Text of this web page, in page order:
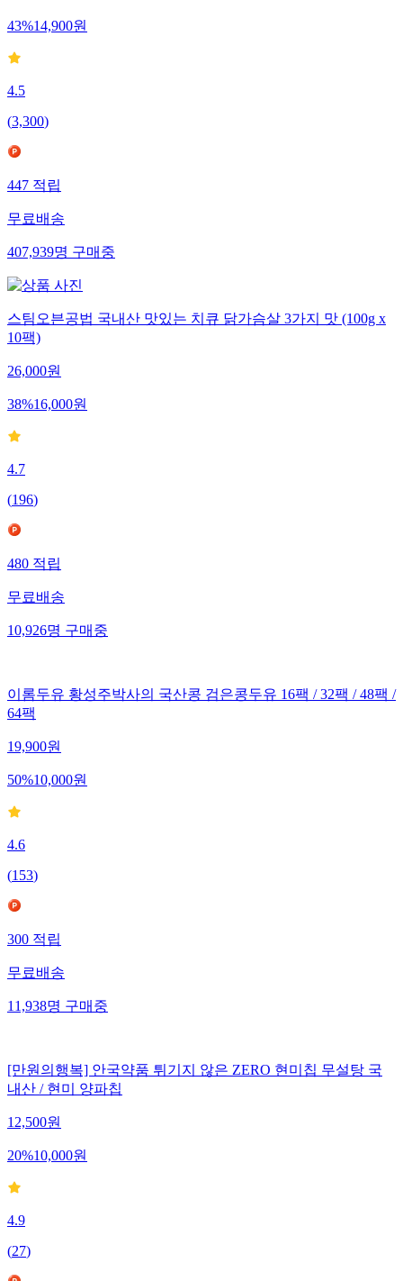
43%14,900원
4.5
(3,300)
447적립
무료배송
407,939명구매중
스팀오븐공법 국내산 맛있는 치큐 닭가슴살 3가지 맛 (100g x
10팩)
26,000원
38%16,000원
4.7
(196)
480적립
무료배송
10,926명구매중
이롬두유 황성주박사의 국산콩 검은콩두유 16팩 / 32팩 / 48팩 /
64팩
19,900원
50%10,000원
4.6
(153)
300적립
무료배송
11,938명구매중
[만원의행복] 안국약품 튀기지 않은 ZERO 현미칩 무설탕 국
내산 / 현미 양파칩
12,500원
20%10,000원
4.9
(27)